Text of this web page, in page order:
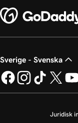
Sverige - Svenska
Juridisk